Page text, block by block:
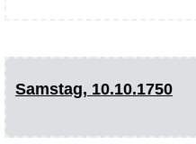
Samstag, 10.10.1750